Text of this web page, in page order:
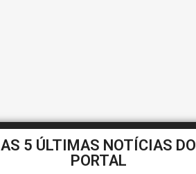
AS 5 ÚLTIMAS NOTÍCIAS DO
PORTAL